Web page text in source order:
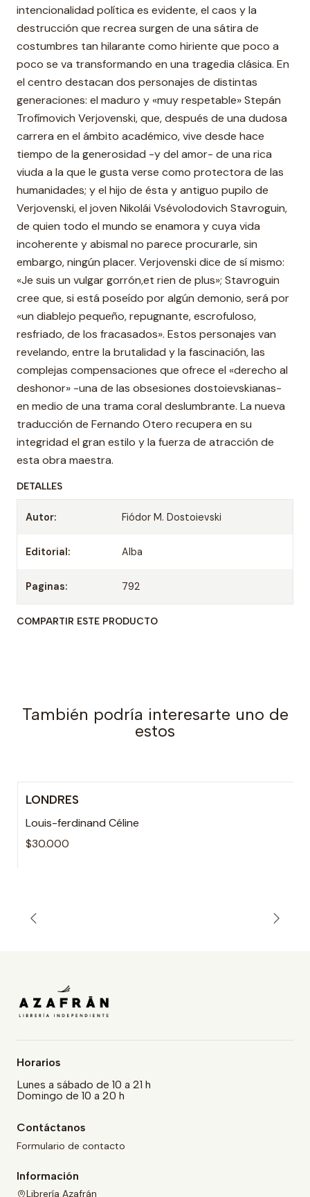
intencionalidad política es evidente, el caos y la
destrucción que recrea surgen de una sátira de
costumbres tan hilarante como hiriente que poco a
poco se va transformando en una tragedia clásica. En
el centro destacan dos personajes de distintas
generaciones: el maduro y «muy respetable» Stepán
Trofímovich Verjovenski, que, después de una dudosa
carrera en el ámbito académico, vive desde hace
tiempo de la generosidad -y del amor- de una rica
viuda a la que le gusta verse como protectora de las
humanidades; y el hijo de ésta y antiguo pupilo de
Verjovenski, el joven Nikolái Vsévolodovich Stavroguin,
de quien todo el mundo se enamora y cuya vida
incoherente y abismal no parece procurarle, sin
embargo, ningún placer. Verjovenski dice de sí mismo:
«Je suis un vulgar gorrón,et rien de plus»; Stavroguin
cree que, si está poseído por algún demonio, será por
«un diablejo pequeño, repugnante, escrofuloso,
resfriado, de los fracasados». Estos personajes van
revelando, entre la brutalidad y la fascinación, las
complejas compensaciones que ofrece el «derecho al
deshonor» -una de las obsesiones dostoievskianas-
en medio de una trama coral deslumbrante. La nueva
traducción de Fernando Otero recupera en su
integridad el gran estilo y la fuerza de atracción de
esta obra maestra.
DETALLES
Autor: Fiódor M. Dostoievski
Editorial: Alba
Paginas: 792
COMPARTIR ESTE PRODUCTO
También podría interesarte uno de
estos
LONDRES
Louis-ferdinand Céline
$30.000
Horarios
Lunes a sábado de 10 a 21 h
Domingo de 10 a 20 h
Contáctanos
Formulario de contacto
Información
Librería Azafrán